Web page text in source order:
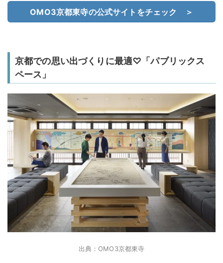
OMO3京都東寺の公式サイトをチェック ＞
京都での思い出づくりに最適♡「パブリックス
ペース」
出典：OMO3京都東寺